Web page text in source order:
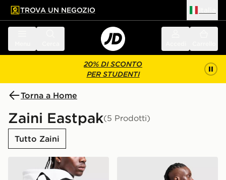
principale
a fondo pagina
TROVA UN NEGOZIO
20% DI SCONTO
PER STUDENTI
Torna a Home
Zaini Eastpak(5 Prodotti)
Tutto Zaini
Eastpak Zaino Day Pak'r Eastpak Zaino Day Pak'r